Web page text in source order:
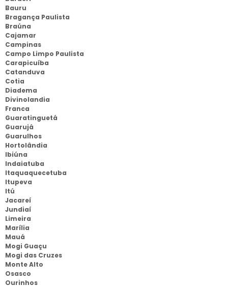
Bauru
Bragança Paulista
Braúna
Cajamar
Campinas
Campo Limpo Paulista
Carapicuíba
Catanduva
Cotia
Diadema
Divinolandia
Franca
Guaratinguetá
Guarujá
Guarulhos
Hortolândia
Ibiúna
Indaiatuba
Itaquaquecetuba
Itupeva
Itú
Jacareí
Jundiaí
Limeira
Marília
Mauá
Mogi Guaçu
Mogi das Cruzes
Monte Alto
Osasco
Ourinhos